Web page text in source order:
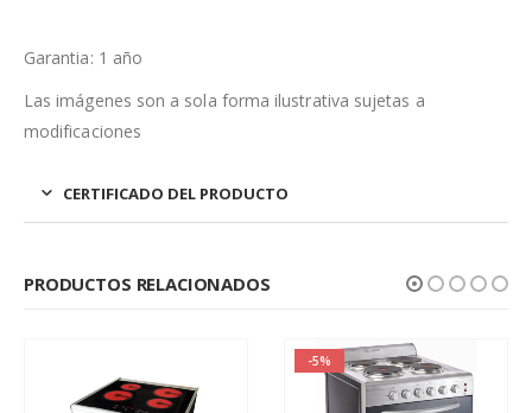
Garantia: 1 año
Las imágenes son a sola forma ilustrativa sujetas a
modificaciones
CERTIFICADO DEL PRODUCTO
PRODUCTOS RELACIONADOS
-5%